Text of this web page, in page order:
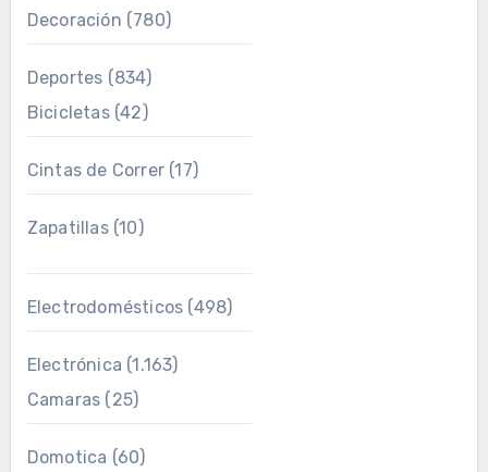
Decoración (780)
Deportes (834)
Bicicletas(42)
Cintas de Correr(17)
Zapatillas(10)
Electrodomésticos (498)
Electrónica (1.163)
Camaras (25)
Domotica (60)